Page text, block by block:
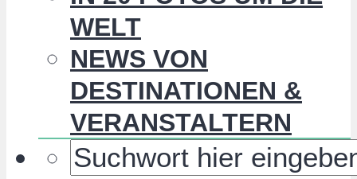
WELT
NEWS VON
DESTINATIONEN &
VERANSTALTERN